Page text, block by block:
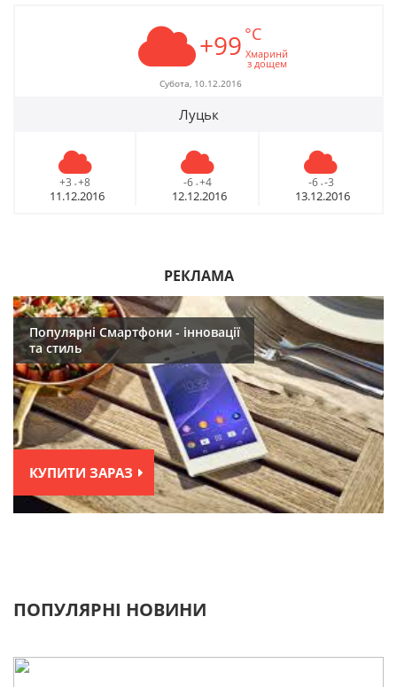
+99 °C
Хмаринй
з дощем
Субота, 10.12.2016
Луцьк
+3 - +8
11.12.2016
-6 - +4
12.12.2016
-6 - -3
13.12.2016
РЕКЛАМА
Популярні Смартфони - інновації
та стиль
КУПИТИ ЗАРАЗ
ПОПУЛЯРНІ НОВИНИ